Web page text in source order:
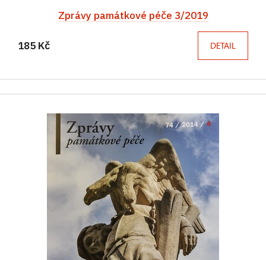
Zprávy památkové péče 3/2019
185 Kč DETAIL